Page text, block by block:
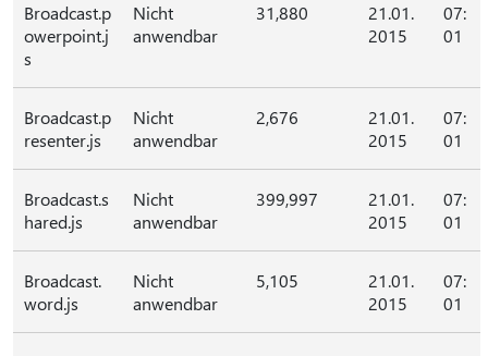
Broadcast.p
owerpoint.j
s
Nicht
anwendbar
31,880
21.01.
2015
07:
01
Broadcast.p
resenter.js
Nicht
anwendbar
2,676
21.01.
2015
07:
01
Broadcast.s
hared.js
Nicht
anwendbar
399,997
21.01.
2015
07:
01
Broadcast.
word.js
Nicht
anwendbar
5,105
21.01.
2015
07:
01